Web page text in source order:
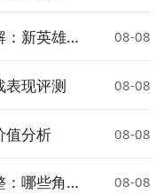
新英雄、
08-08
表现评测 08-08
值分析 08-08
哪些角色
08-08